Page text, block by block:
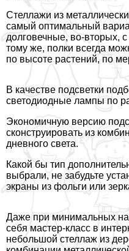
Стеллажи из
самый оптимальный
долговечные, во-вторых,
тому же, полки всегда
по высоте растений, по
В качестве подсветки
светодиодные лампы по
Экономичную версию
сконструировать из
дневного света.
Какой бы тип
выбрали, не забудьте
экраны из фольги или
Даже при минимальных
себя мастер-класс в
небольшой стеллаж из